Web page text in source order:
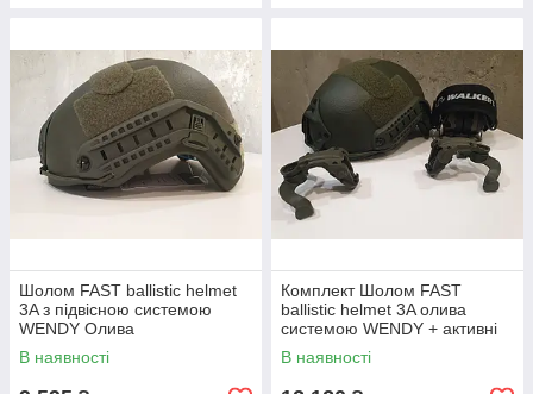
Шолом FAST ballistic helmet
3A з підвісною системою
WENDY Олива
В наявності
Комплект Шолом FAST
ballistic helmet 3A олива
системою WENDY + активні
навушники Walkers з
кріпленням чебурашки
В наявності